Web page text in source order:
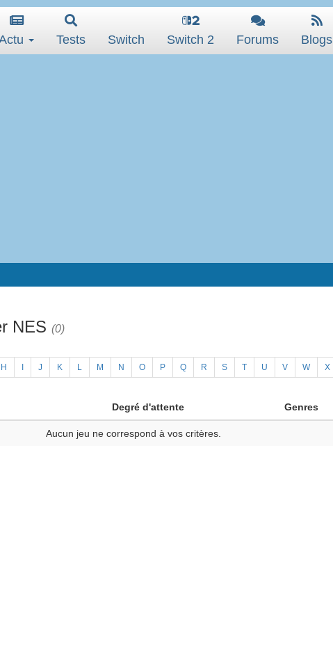
Tests Switch Switch 2 Forums Blogs
NES (0)
H J K L M N O P Q R S T U V W X
Degré d'attente Genres
Aucun jeu ne correspond à vos critères.